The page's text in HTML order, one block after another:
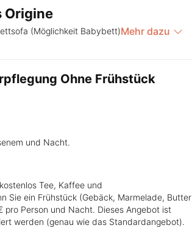
Origine
(Möglichkeit Babybett)Mehr dazu
Ohne Frühstück
und Nacht.
Tee, Kaffee und
Sie ein Frühstück (Gebäck, Marmelade, Butter
Person und Nacht. Dieses Angebot ist
werden (genau wie das Standardangebot).